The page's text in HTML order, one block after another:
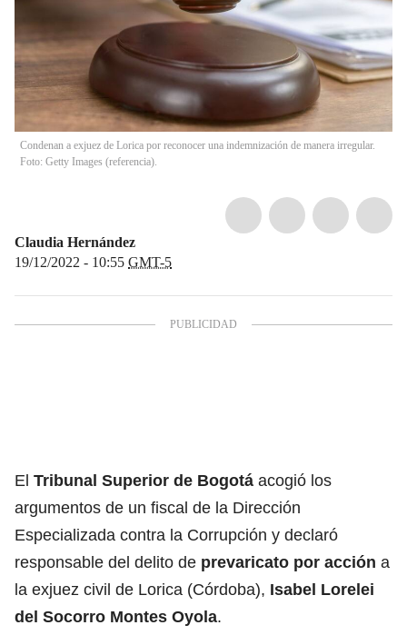
Condenan a exjuez de Lorica por reconocer una indemnización de manera irregular.
Foto: Getty Images (referencia).
Claudia Hernández
19/12/2022 - 10:55 GMT-5
El Tribunal Superior de Bogotá acogió los
argumentos de un fiscal de la Dirección
Especializada contra la Corrupción y declaró
responsable del delito de prevaricato por acción a
la exjuez civil de Lorica (Córdoba), Isabel Lorelei
del Socorro Montes Oyola.